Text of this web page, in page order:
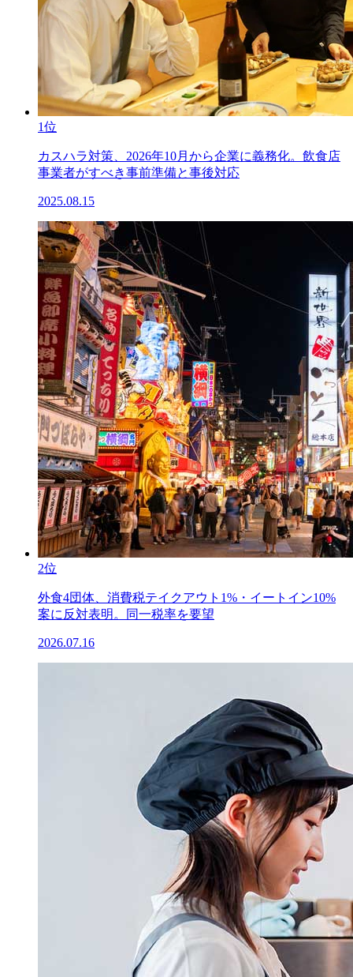
1位
カスハラ対策、2026年10月から企業に義務化。飲食店
事業者がすべき事前準備と事後対応
2025.08.15
2位
外食4団体、消費税テイクアウト1%・イートイン10%
案に反対表明。同一税率を要望
2026.07.16